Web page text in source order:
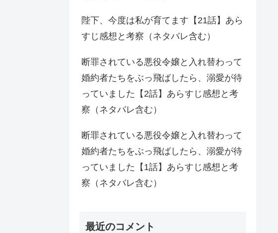
陛下、今度は私が育てます【21話】あら
すじ感想と考察（ネタバレ含む）
断罪されている悪役令嬢と入れ替わって
婚約者たちをぶっ飛ばしたら、溺愛が待
っていました【2話】あらすじ感想と考
察（ネタバレ含む）
断罪されている悪役令嬢と入れ替わって
婚約者たちをぶっ飛ばしたら、溺愛が待
っていました【1話】あらすじ感想と考
察（ネタバレ含む）
最近のコメント